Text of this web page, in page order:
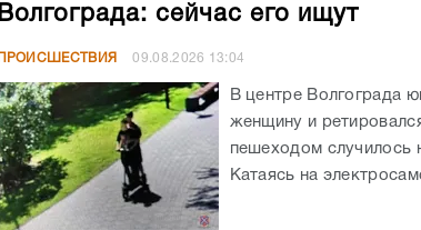
Волгограда: сейчас его ищут
ПРОИСШЕСТВИЯ 09.08.2026 13:04
В центре Волгограда
женщину и
пешеходом случилось
Катаясь на